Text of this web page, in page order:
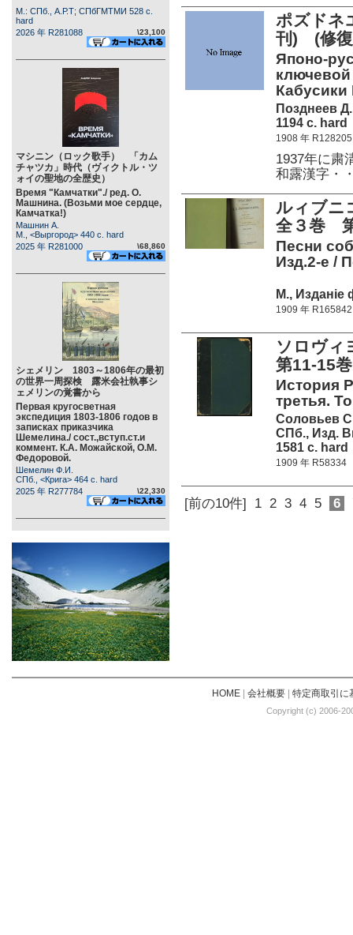
М.: СПб., А.Р.Т; СПбГМТМИ 528 c.
hard
2026 年 R281088
\23,100
マシニン（ロック歌手） 「カム
チャツカ」時代（ヴィクトル・ツ
ォイの聖地の全歴史）
Время "Камчатки"./ ред. О.
Машнина. (Возьми мое сердце,
Камчатка!)
Машнин А.
М., <Выргород> 440 c. hard
2025 年 R281000
\68,860
シェメリン 1803～1806年の最初
の世界一周探検 露米会社執事シ
ェメリンの覚書から
Первая кругосветная
экспедиция 1803-1806 годов в
записках приказчика
Шемелина./ сост.,вступ.ст.и
коммент. К.А. Можайской, О.М.
Федоровой.
Шемелин Ф.И.
СПб., <Крига> 464 c. hard
2025 年 R277784
\22,330
ポズド
刊) (修復
Японо-
ключевой
Кабусики
Позднеев
1194 c. hard
1908 年 R128205
1937年に粛
和露漢字・
ルィブニ
全３巻
Песни
Изд.2-е /
М., Изданiе
1909 年 R165842
ソロヴ
第11-15
История
третья.
Соловьев
СПб., Изд.
1581 c. hard
1909 年 R58334
[前の10件] 1 2 3 4 5 6
HOME| 会社概要| 特定商取引に
Copyright (c) 2006-